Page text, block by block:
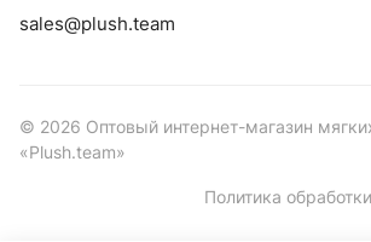
sales@plush.team
© 2026 Оптовый интернет-магазин
«Plush.team»
Политика